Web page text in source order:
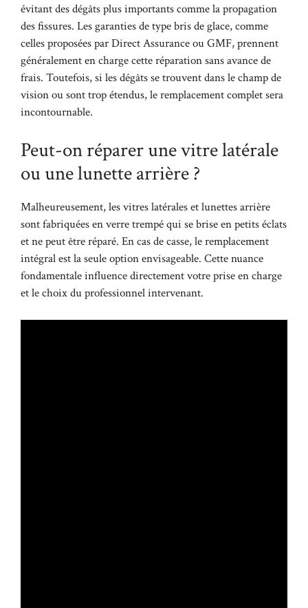
évitant des dégâts plus importants comme la propagation
des fissures. Les garanties de type bris de glace, comme
celles proposées par Direct Assurance ou GMF, prennent
généralement en charge cette réparation sans avance de
frais. Toutefois, si les dégâts se trouvent dans le champ de
vision ou sont trop étendus, le remplacement complet sera
incontournable.
Peut-on réparer une vitre latérale
ou une lunette arrière ?
Malheureusement, les vitres latérales et lunettes arrière
sont fabriquées en verre trempé qui se brise en petits éclats
et ne peut être réparé. En cas de casse, le remplacement
intégral est la seule option envisageable. Cette nuance
fondamentale influence directement votre prise en charge
et le choix du professionnel intervenant.